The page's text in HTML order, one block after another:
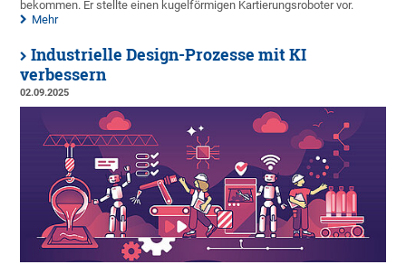
bekommen. Er stellte einen kugelförmigen Kartierungsroboter vor.
Mehr
Industrielle Design-Prozesse mit KI
verbessern
02.09.2025